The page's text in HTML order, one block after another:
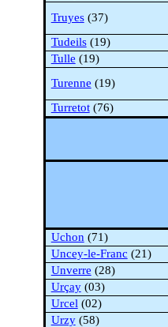
Truyes(37)
Tudeils(19)
Tulle (19)
Turenne (19)
Turretot(76)
Uchon (71)
Uncey-le-Franc (21)
Unverre (28)
Urçay(03)
Urcel (02)
Urzy(58)